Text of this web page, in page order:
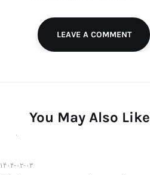
LEAVE A COMMENT
You May Also Like
۱۴۰۴-۰۲-۰۳